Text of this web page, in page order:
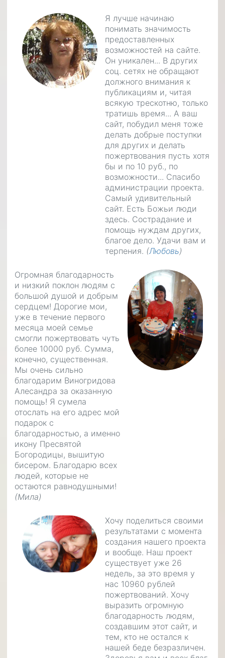
Я лучше начинаю
понимать значимость
предоставленных
возможностей на сайте.
Он уникален... В других
соц. сетях не обращают
должного внимания к
публикациям и, читая
всякую трескотню, только
тратишь время... А ваш
сайт, побудил меня тоже
делать добрые поступки
для других и делать
пожертвования пусть хотя
бы и по 10 руб., по
возможности... Спасибо
администрации проекта.
Самый удивительный
сайт. Есть Божьи люди
здесь. Сострадание и
помощь нуждам других,
благое дело. Удачи вам и
терпения. (Любовь)
Огромная благодарность
и низкий поклон людям с
большой душой и добрым
сердцем! Дорогие мои,
уже в течение первого
месяца моей семье
смогли пожертвовать чуть
более 10000 руб. Сумма,
конечно, существенная.
Мы очень сильно
благодарим Виногридова
Алесандра за оказанную
помощь! Я сумела
отослать на его адрес мой
подарок с
благодарностью, а именно
икону Пресвятой
Богородицы, вышитую
бисером. Благодарю всех
людей, которые не
остаются равнодушными!
(Мила)
Хочу поделиться своими
результатами с момента
создания нашего проекта
и вообще. Наш проект
существует уже 26
недель, за это время у
нас 10960 рублей
пожертвований. Хочу
выразить огромную
благодарность людям,
создавшим этот сайт, и
тем, кто не остался к
нашей беде безразличен.